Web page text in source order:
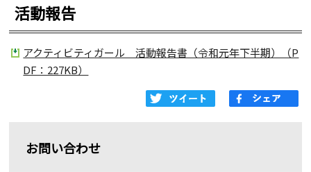
活動報告
アクティビティガール 活動報告書（令和元年下半期）（P
DF：227KB）
お問い合わせ